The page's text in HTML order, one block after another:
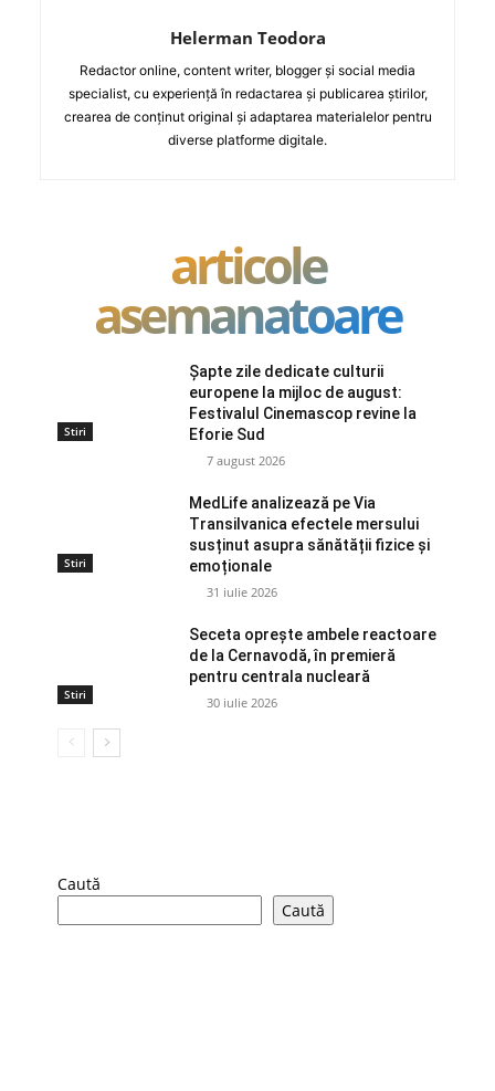
Helerman Teodora
Redactor online, content writer, blogger și social media
specialist, cu experiență în redactarea și publicarea știrilor,
crearea de conținut original și adaptarea materialelor pentru
diverse platforme digitale.
articole
asemanatoare
Stiri
Șapte zile dedicate culturii
europene la mijloc de august:
Festivalul Cinemascop revine la
Eforie Sud
7 august 2026
Stiri
MedLife analizează pe Via
Transilvanica efectele mersului
susținut asupra sănătății fizice și
emoționale
31 iulie 2026
Stiri
Seceta oprește ambele reactoare
de la Cernavodă, în premieră
pentru centrala nucleară
30 iulie 2026
Caută
Caută